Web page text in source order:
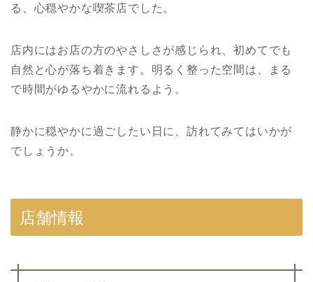
る、心穏やかな喫茶店でした。
店内にはお店の方のやさしさが感じられ、初めてでも
自然と心が落ち着きます。明るく整った空間は、まる
で時間がゆるやかに流れるよう。
静かに穏やかに過ごしたい日に、訪れてみてはいかが
でしょうか。
店舗情報